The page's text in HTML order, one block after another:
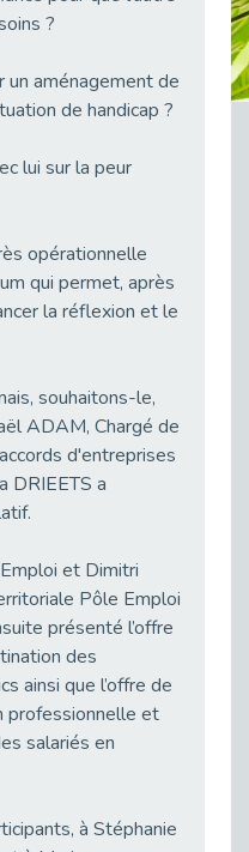
Cap Emploi 92 s'engage pour la santé mentale : La formation PSSM au cœur de l'accompagnement
Recrutement et Handicap : Et si vous testiez avant de vous engager ?
L’alternance pour tous : Cap Emploi 92 et Seine Ouest Entreprise et Emploi mobilisés à Boulogne-Billancourt
Recrutement des seniors : Un levier de transformation pour les ETI franciliennes
Avril, mois de l’accompagnement dans l’emploi avec Cap emploi.
Handicap invisible au travail : se taire ou parler? - vidéo
Journée mondiale de sensibilisation à l’autisme
?
aménagement de
de handicap ?
lui sur la peur
opérationnelle
qui permet, après
la réflexion et le
souhaitons-le,
ADAM, Chargé de
d'entreprises
DRIEETS a
et Dimitri
Pôle Emploi
présenté l’offre
des
ainsi que l’offre de
professionnelle et
salariés en
à Stéphanie